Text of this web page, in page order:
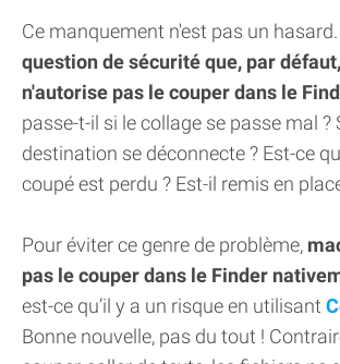
Ce manquement n'est pas un hasard.
question de sécurité que, par
n'autorise pas le couper dans le
passe-t-il si le collage se passe mal ?
destination se déconnecte ? Est-ce
coupé est perdu ? Est-il remis en
Pour éviter ce genre de problème,
pas le couper dans le Finder
est-ce qu’il y a un risque en utilisant
Bonne nouvelle, pas du tout !